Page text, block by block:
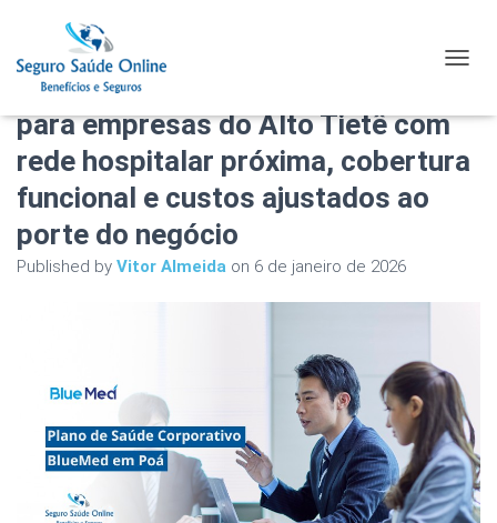
Plano de Saúde Corporativo
BlueMed em Poá: solução regional
para empresas do Alto Tietê com
rede hospitalar próxima, cobertura
funcional e custos ajustados ao
porte do negócio
Published by Vitor Almeida on 6 de janeiro de 2026